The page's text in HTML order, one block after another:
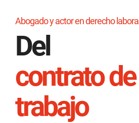
Abogado y actor en derecho laboral
Del
contrato de
trabajo